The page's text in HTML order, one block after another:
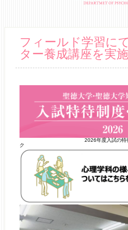
フィールド学習に
ター養成講座を実
2026年度入試の特待制度情報
ク